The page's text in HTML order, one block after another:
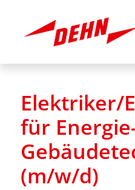
Stellenangebote
Über uns
Unsere Werte
Elektriker/
für
(m/w/d)